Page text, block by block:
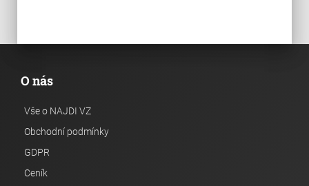
O nás
Vše o NAJDI VZ
Obchodní podmínky
GDPR
Ceník